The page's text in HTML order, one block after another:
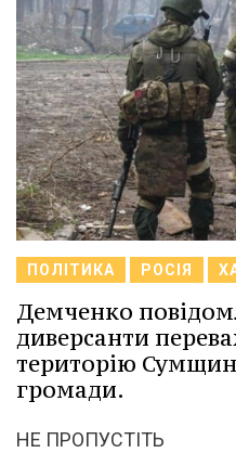
ПОЛІТИКА РОСІЯ
Демченко
диверсанти
територію
громади.
НЕ ПРОПУСТІТЬ